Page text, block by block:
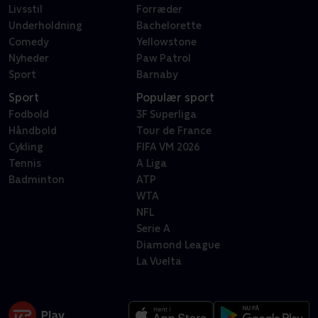
Livsstil
Underholdning
Comedy
Nyheder
Sport
Forræder
Bachelorette
Yellowstone
Paw Patrol
Barnaby
Sport
Fodbold
Håndbold
Cykling
Tennis
Badminton
Populær sport
3F Superliga
Tour de France
FIFA VM 2026
A Liga
ATP
WTA
NFL
Serie A
Diamond League
La Vuelta